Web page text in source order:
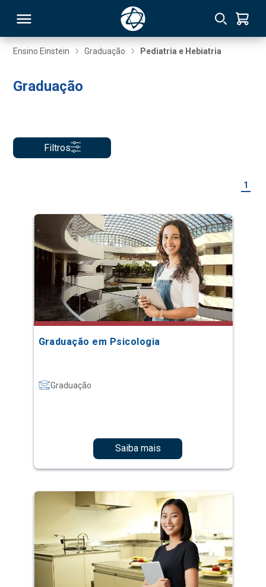
Ensino Einstein Graduação Pediatria e Hebiatria
Graduação
Filtros
1
Graduação em Psicologia
Graduação
Saiba mais